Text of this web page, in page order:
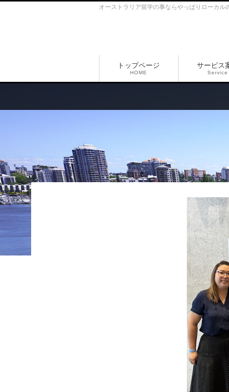
オーストラリア留学の事ならやっぱりローカ
トップページ
HOME
サービス
Service